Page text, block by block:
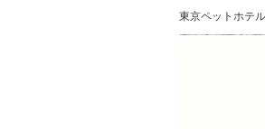
東京ペットホテ